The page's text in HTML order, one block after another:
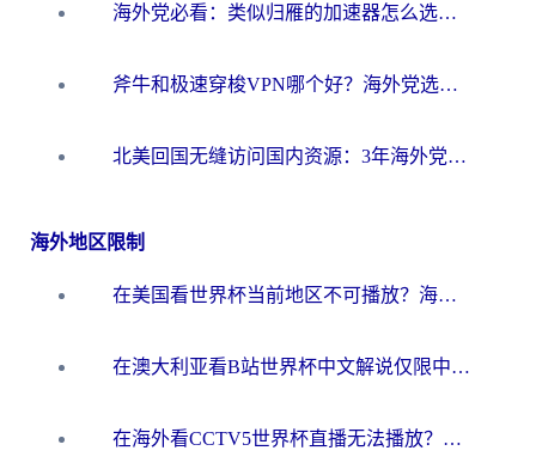
海外党必看：类似归雁的加速器怎么选？一篇搞定无缝访问国内资源
斧牛和极速穿梭VPN哪个好？海外党选回国加速器必看的真实对比与避坑指南
北美回国无缝访问国内资源：3年海外党亲测的加速器选择指南
海外地区限制
在美国看世界杯当前地区不可播放？海外党体育观赛终极指南来了！
在澳大利亚看B站世界杯中文解说仅限中国大陆？这篇指南帮你打破限制看遍赛事
在海外看CCTV5世界杯直播无法播放？这篇指南让你和国内球迷同步呐喊